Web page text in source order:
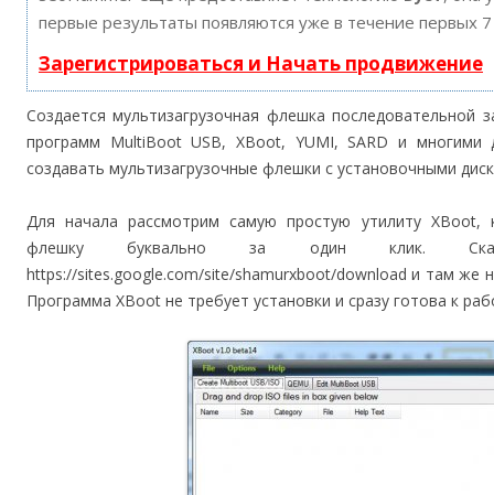
первые результаты появляются уже в течение первых
Зарегистрироваться и Начать продвижение
Создается мультизагрузочная флешка
программ MultiBoot USB, XBoot, YUMI, SARD и многими
создавать мультизагрузочные флешки с установочными
Для начала рассмотрим самую простую утилиту XBoot,
флешку буквально за один клик.
https://sites.google.com/site/shamurxboot/download и там же
Программа XBoot не требует установки и сразу готова к